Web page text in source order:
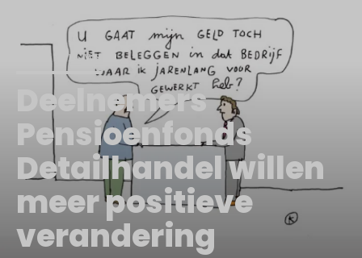
GOED NIEUWS
Deelnemers
Pensioenfonds
Detailhandel willen
meer positieve
verandering